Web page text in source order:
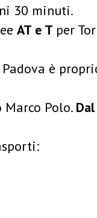
30 minuti.
AT e T per
è
Marco Polo.